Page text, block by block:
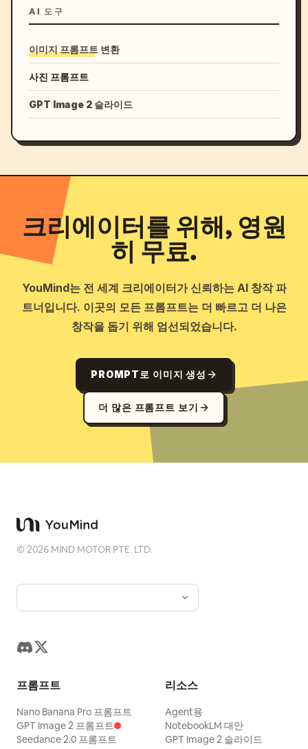
AI 도구
이미지 프롬프트 변환
사진 프롬프트
GPT Image 2 슬라이드
크리에이터를 위해, 영원
히 무료.
YouMind는 전 세계 크리에이터가 신뢰하는 AI 창작 파
트너입니다. 이곳의 모든 프롬프트는 더 빠르고 더 나은
창작을 돕기 위해 엄선되었습니다.
PROMPT로 이미지 생성
더 많은 프롬프트 보기
©2026 MIND MOTOR PTE. LTD.
프롬프트
Nano Banana Pro 프롬프트
GPT Image 2 프롬프트
Seedance 2.0 프롬프트
리소스
Agent용
NotebookLM 대안
GPT Image 2 슬라이드